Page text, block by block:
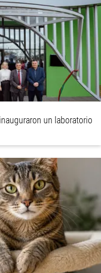
un laboratorio